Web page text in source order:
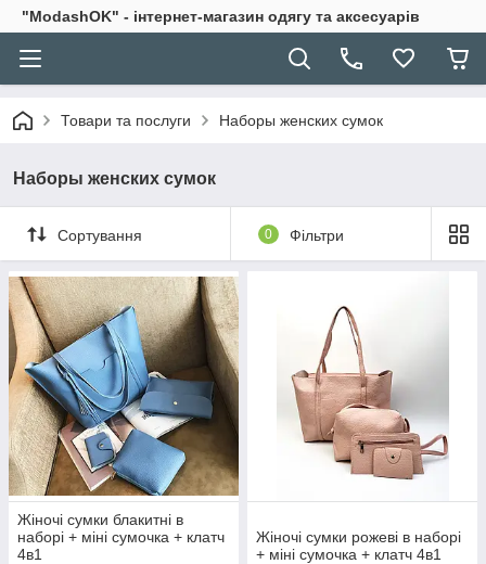
"ModashOK" - інтернет-магазин одягу та аксесуарів
Товари та послуги Наборы женских сумок
Наборы женских сумок
Сортування 0 Фільтри
Жіночі сумки блакитні в
наборі + міні сумочка + клатч
4в1
Жіночі сумки рожеві в наборі
+ міні сумочка + клатч 4в1